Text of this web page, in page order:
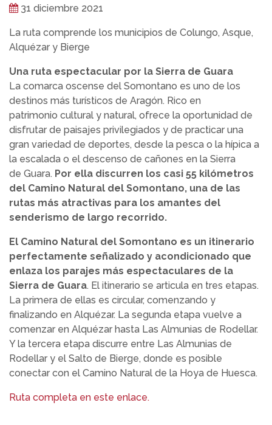
31 diciembre 2021
La ruta comprende los municipios de Colungo, Asque,
Alquézar y Bierge
Una ruta espectacular por la Sierra de Guara
La comarca oscense del Somontano es uno de los
destinos más turísticos de Aragón. Rico en
patrimonio cultural y natural, ofrece la oportunidad de
disfrutar de paisajes privilegiados y de practicar una
gran variedad de deportes, desde la pesca o la hípica a
la escalada o el descenso de cañones en la Sierra
de Guara. Por ella discurren los casi 55 kilómetros
del Camino Natural del Somontano, una de las
rutas más atractivas para los amantes del
senderismo de largo recorrido.
El Camino Natural del Somontano es un itinerario
perfectamente señalizado y acondicionado que
enlaza los parajes más espectaculares de la
Sierra de Guara. El itinerario se articula en tres etapas.
La primera de ellas es circular, comenzando y
finalizando en Alquézar. La segunda etapa vuelve a
comenzar en Alquézar hasta Las Almunias de Rodellar.
Y la tercera etapa discurre entre Las Almunias de
Rodellar y el Salto de Bierge, donde es posible
conectar con el Camino Natural de la Hoya de Huesca.
Ruta completa en este enlace.